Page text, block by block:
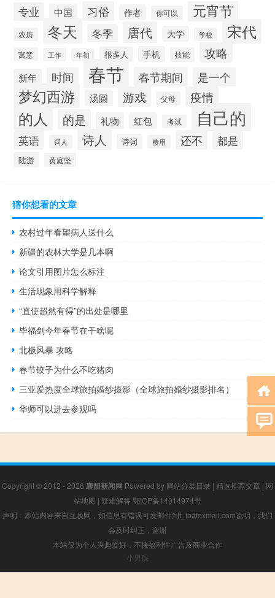
专业 中国 习俗 作者 你可以 元宵节
农历 冬天 冬季 唐代 大学 学校 宋代
寓意 工作 年初 很多人 手机 技能 攻略
新年 时间 春节 春节期间 是一个
梦幻西游 汤圆 游戏 父母 疫情
的人 的是 礼物 红包 考试 自己的
英语 词人 诗人 诗词 费用 还不 都是
陆游 黄庭坚
猜你想看的文章
农村过年看望病人送什么
新疆的农林大学是几本啊
论文引用图片怎么标注
生活现象用科学解释
“直使超然有得”的出处是哪里
毕福剑今年春节在干啥呢
北极风暴 攻略
春节饺子为什么不吃猪肉
三亚爱热度全球旅拍婚纱摄影（全球旅拍婚纱摄影排名）
华师可以进去参观吗
Copyright © 2012 - 2026 襄阳新闻网 Powered by 网站分类目录 | 精选推荐文章 | 网
站地图 | 疑难解答 鄂ICP备14014974号
声明：本站内容来自互联网，如信息有错误可发邮件到f_fb#foxmail.com说明，我们
会及时纠正，谢谢
本站仅为个人兴趣爱好，不接盈利性广告及商业合作
小男孩